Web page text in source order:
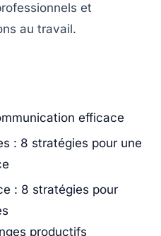
et
au travail.
efficace
: 8 stratégies pour une
: 8 stratégies pour
productifs